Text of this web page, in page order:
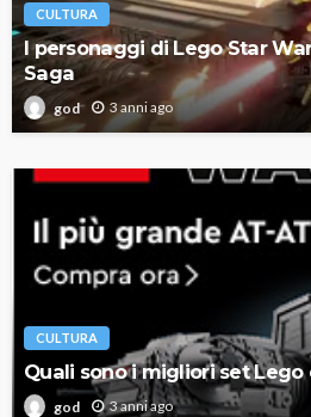
CULTURA
I personaggi di Lego Star
Saga
god 3 anni ago
CULTURA
Quali sono i migliori set Lego
god 3 anni ago